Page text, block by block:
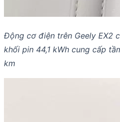
Động cơ điện trên Geely EX2
khối pin 44,1 kWh cung cấp
km